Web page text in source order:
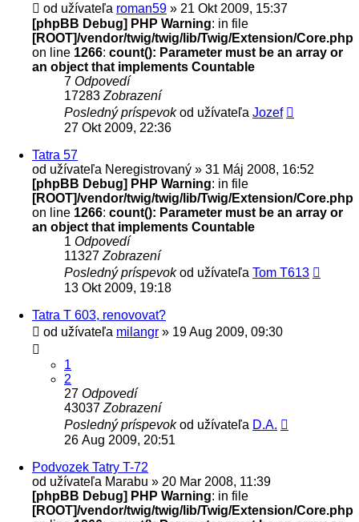
od užívateľa roman59 » 21 Okt 2009, 15:37
[phpBB Debug] PHP Warning: in file
[ROOT]/vendor/twig/twig/lib/Twig/Extension/Core.php
on line 1266: count(): Parameter must be an array or
an object that implements Countable
7 Odpovedí
17283 Zobrazení
Posledný príspevokod užívateľa Jozef
27 Okt 2009, 22:36
Tatra 57
od užívateľa Neregistrovaný » 31 Máj 2008, 16:52
[phpBB Debug] PHP Warning: in file
[ROOT]/vendor/twig/twig/lib/Twig/Extension/Core.php
on line 1266: count(): Parameter must be an array or
an object that implements Countable
1 Odpovedí
11327 Zobrazení
Posledný príspevokod užívateľa Tom T613
13 Okt 2009, 19:18
Tatra T 603, renovovat?
od užívateľa milangr » 19 Aug 2009, 09:30
1
2
27 Odpovedí
43037 Zobrazení
Posledný príspevokod užívateľa D.A.
26 Aug 2009, 20:51
Podvozek Tatry T-72
od užívateľa Marabu » 20 Mar 2008, 11:39
[phpBB Debug] PHP Warning: in file
[ROOT]/vendor/twig/twig/lib/Twig/Extension/Core.php